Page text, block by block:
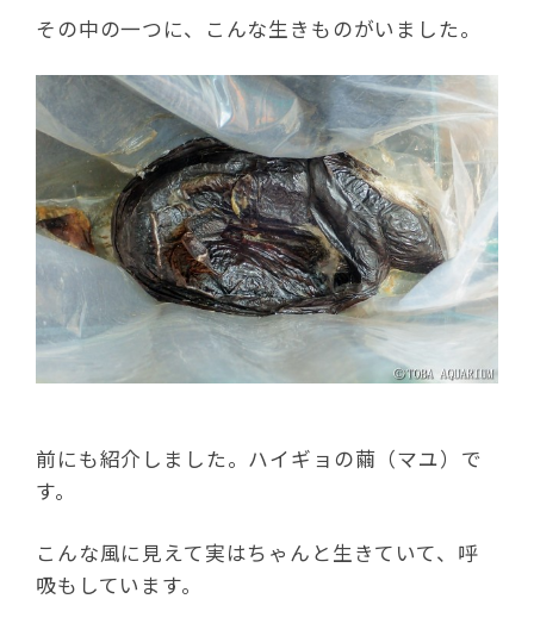
その中の一つに、こんな生きものがいました。
前にも紹介しました。ハイギョの繭（マユ）で
す。
こんな風に見えて実はちゃんと生きていて、呼
吸もしています。